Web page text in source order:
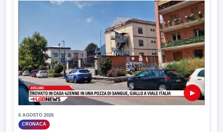
▶
6 AGOSTO 2026
CRONACA